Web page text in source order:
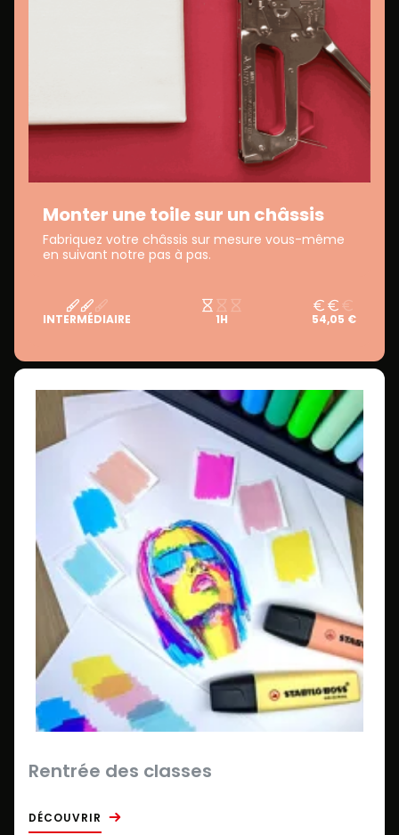
Monter une toile sur un châssis
Fabriquez votre châssis sur mesure vous-même
en suivant notre pas à pas.
INTERMÉDIAIRE 1H 54,05 €
Rentrée des classes
DÉCOUVRIR